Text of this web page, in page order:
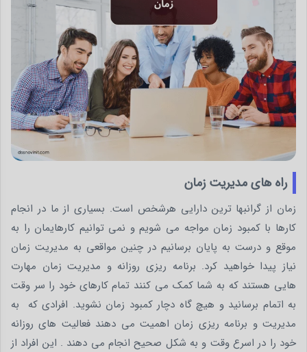
راه های مدیریت زمان
زمان از گرانبها ترین دارایی هرشخص است. بسیاری از ما در انجام
کارها با کمبود زمان مواجه می شویم و نمی توانیم کارهایمان را به
موقع و درست به پایان برسانیم در چنین مواقعی به مدیریت زمان
نیاز پیدا خواهید کرد. برنامه ریزی روزانه و مدیریت زمان مهارت
هایی هستند که به شما کمک می کنند تمام کارهای خود را سر وقت
به اتمام برسانید و هیچ گاه دچار کمبود زمان نشوید. افرادی که به
مدیریت و برنامه ریزی زمان اهمیت می دهند فعالیت های روزانه
خود را در اسرع وقت و به شکل صحیح انجام می دهند . این افراد از